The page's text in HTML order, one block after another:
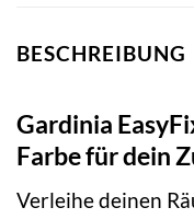
BESCHREIBUNG
Gardinia
Farbe für dein
Verleihe deinen